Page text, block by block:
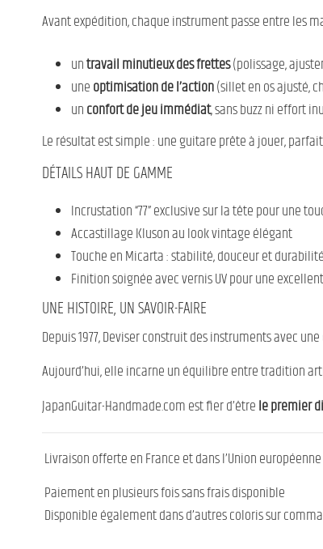
Avant expédition, chaque instrument passe entre les
untravail minutieux des frettes(polissage,
uneoptimisation de l’action(sillet en os ajusté,
unconfort de jeu immédiat, sans buzz ni effort
Le résultat est simple : une guitare prête à jouer,
DÉTAILS HAUT DE GAMME
Incrustation “77” exclusive sur la tête pour une
Accastillage Kluson au look vintage élégant
Touche en Micarta : stabilité, douceur et durabilité
Finition soignée avec vernis UV pour une
UNE HISTOIRE, UN SAVOIR-FAIRE
Depuis 1977, Deviser construit des instruments avec
Aujourd’hui, elle incarne un équilibre entre tradition
JapanGuitar-Handmade.com est fier d’êtrele premier
Livraison offerte en France et dans l’Union
Paiement en plusieurs fois sans frais disponible
Disponible également dans d’autres coloris sur